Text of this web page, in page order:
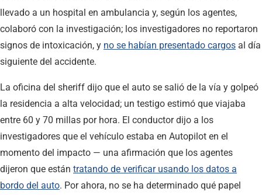
llevado a un hospital en ambulancia y, según los agentes,
colaboró con la investigación; los investigadores no reportaron
signos de intoxicación, y no se habían presentado cargos al día
siguiente del accidente.
La oficina del sheriff dijo que el auto se salió de la vía y golpeó
la residencia a alta velocidad; un testigo estimó que viajaba
entre 60 y 70 millas por hora. El conductor dijo a los
investigadores que el vehículo estaba en Autopilot en el
momento del impacto — una afirmación que los agentes
dijeron que están tratando de verificar usando los datos a
bordo del auto. Por ahora, no se ha determinado qué papel